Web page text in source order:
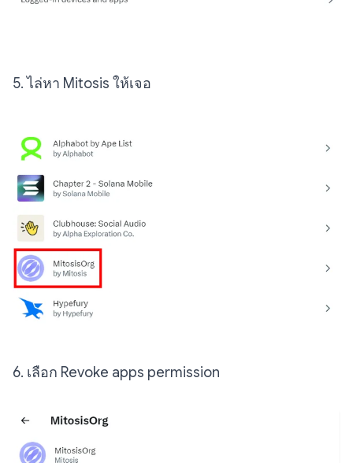
5. ไล่หา Mitosis ให้เจอ
6. เลือก Revoke apps permission